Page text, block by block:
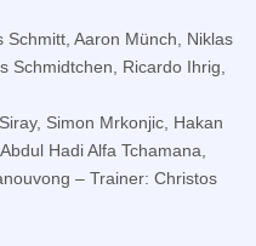
Aaron Münch, Niklas
Schmidtchen, Ricardo Ihrig,
Simon Mrkonjic, Hakan
Hadi Alfa Tchamana,
– Trainer: Christos